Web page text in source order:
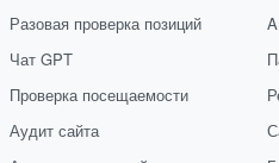
Разовая проверка позиций
Чат GPT
Проверка посещаемости
Аудит сайта